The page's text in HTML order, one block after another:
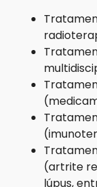
(artrite
lúpus,